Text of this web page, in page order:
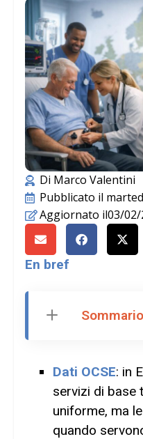
Di Marco Valentini
Pubblicato il
Aggiornato il03/02/
En bref
Sommario
Dati OCSE: in
servizi di base
uniforme, ma
quando